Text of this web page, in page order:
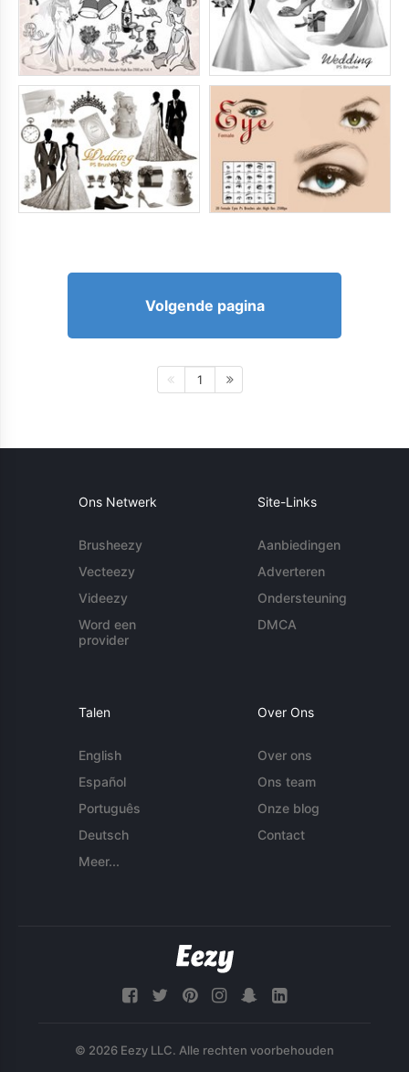
Volgende pagina
1
Ons Netwerk
Brusheezy
Vecteezy
Videezy
Word een
provider
Site-Links
Aanbiedingen
Adverteren
Ondersteuning
DMCA
Talen
English
Español
Português
Deutsch
Meer...
Over Ons
Over ons
Ons team
Onze blog
Contact
© 2026 Eezy LLC. Alle rechten voorbehouden